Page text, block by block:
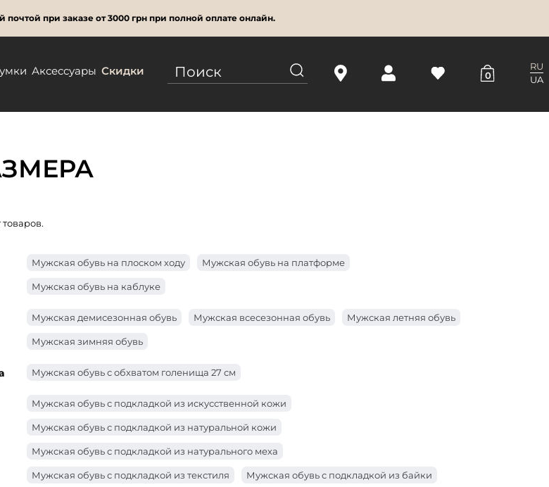
почтой при заказе от 3000 грн при полной оплате онлайн.
Аксессуары Скидки 0
RU
UA
товаров.
Мужская обувь на плоском ходу Мужская обувь на платформе
Мужская обувь на каблуке
Мужская демисезонная обувь Мужская всесезонная обувь Мужская летняя обувь
Мужская зимняя обувь
Мужская обувь с обхватом голенища 27 см
Мужская обувь с подкладкой из искусственной кожи
Мужская обувь с подкладкой из натуральной кожи
Мужская обувь с подкладкой из натурального меха
Мужская обувь с подкладкой из текстиля Мужская обувь с подкладкой из байки